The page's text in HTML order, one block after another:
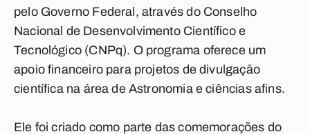
pelo Governo Federal, através do Conselho
Nacional de Desenvolvimento Científico e
Tecnológico (CNPq). O programa oferece um
apoio financeiro para projetos de divulgação
científica na área de Astronomia e ciências afins.
Ele foi criado como parte das comemorações do